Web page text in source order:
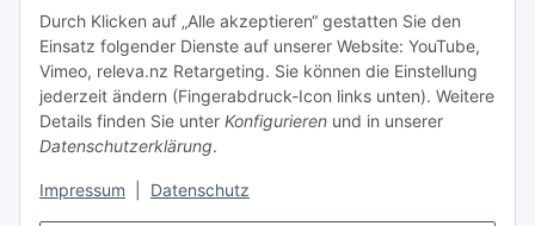
Durch Klicken auf „Alle akzeptieren“ gestatten Sie den
Einsatz folgender Dienste auf unserer Website: YouTube,
Vimeo, releva.nz Retargeting. Sie können die Einstellung
jederzeit ändern (Fingerabdruck-Icon links unten). Weitere
Details finden Sie unter Konfigurieren und in unserer
Datenschutzerklärung.
Impressum Datenschutz
EC & Kreditkartenzahlung bei Abholung